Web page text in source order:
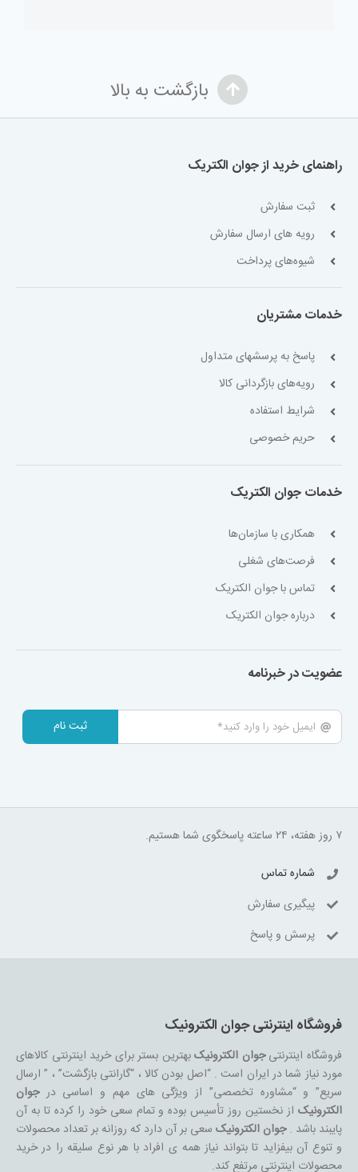
بازگشت به بالا
راهنمای خرید از جوان الکتریک
ثبت سفارش
رویه های ارسال سفارش
شیوه‌های پرداخت
خدمات مشتریان
پاسخ به پرسشهای متداول
رویه‌های بازگردانی کالا
شرایط استفاده
حریم خصوصی
خدمات جوان الکتریک
همکاری با سازمان‌ها
فرصت‌های شغلی
تماس با جوان الکتریک
درباره جوان الکتریک
عضویت در خبرنامه
ثبت نام
۷ روز هفته، ۲۴ ساعته پاسخگوی شما هستیم.
شماره تماس
پیگیری سفارش
پرسش و پاسخ
فروشگاه اینترنتی جوان الکترونیک
فروشگاه اینترنتیجوان الکترونیکبهترین بستر برای خرید اینترنتی کالاهای
مورد نیاز شما در ایران است . “اصل بودن کالا ، “گارانتی بازگشت” ، ” ارسال
سریع” و “مشاوره تخصصی” از ویژگی های مهم و اساسی درجوان
الکترونیکاز نخستین روز تأسیس بوده و تمام سعی خود را کرده تا به آن
پایبند باشد .جوان الکترونیکسعی بر آن دارد که روزانه بر تعداد محصولات
و تنوع آن بیفزاید تا بتواند نیاز همه ی افراد با هر نوع سلیقه را در خرید
محصولات اینترنتی مرتفع کند.